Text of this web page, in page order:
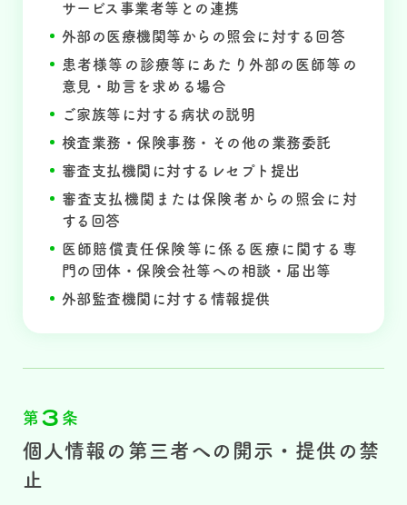
サービス事業者等との連携
外部の医療機関等からの照会に対する回答
患者様等の診療等にあたり外部の医師等の
意見・助言を求める場合
ご家族等に対する病状の説明
検査業務・保険事務・その他の業務委託
審査支払機関に対するレセプト提出
審査支払機関または保険者からの照会に対
する回答
医師賠償責任保険等に係る医療に関する専
門の団体・保険会社等への相談・届出等
外部監査機関に対する情報提供
第 3 条
個人情報の第三者への開示・提供の禁
止